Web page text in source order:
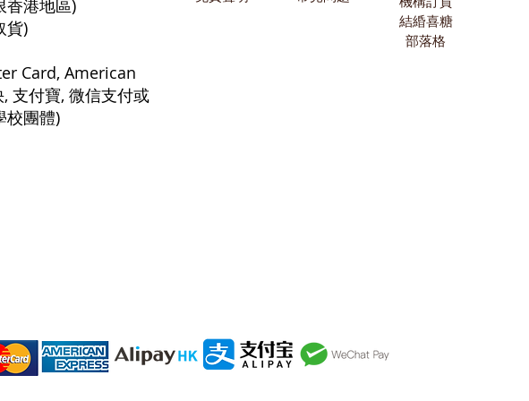
香港地區)
貨)
Card, American
支付寶, 微信支付或
校團體)
結緍喜糖
部落格